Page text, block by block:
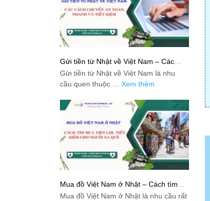
Gửi tiền từ Nhật về Việt Nam – Các
cách chuyển an toàn, nhanh và tiết
kiệm
Gửi tiền từ Nhật về Việt Nam là nhu
cầu quen thuộc … Xem thêm
Mua đồ Việt Nam ở Nhật – Cách tìm
mua tiện lợi, tiết kiệm cho người xa quê
Mua đồ Việt Nam ở Nhật là nhu cầu rất